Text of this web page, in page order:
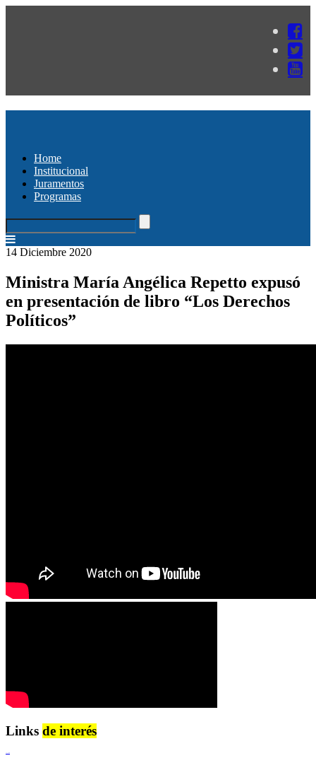
Home
Institucional
Juramentos
Programas
14 Diciembre 2020
Ministra María Angélica Repetto expusó
en presentación de libro “Los Derechos
Políticos”
Links de interés